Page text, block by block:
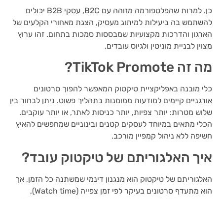
כן. למרות שהפלטפורמה מזוהה עם B2C, עסקי B2B יכולים
להשתמש בה ביעילות למיתוג מעסיק, הצגת מאחורי הקלעים של
הארגון והדרכות מקצועיות שמבססות סמכות בתחום. זהו ערוץ
מצוין לבניית מוניטין ולגיוס עובדים.
מה זה TikTok Promote?
כלי מובנה באפליקציית טיקטוק המאפשר להפוך סרטונים
אורגניים קיימים למודעות ממומנות בתהליך פשוט. ניתן לבחור בין
שלוש מטרות: יותר צפיות, יותר כניסות לאתר, או יותר עוקבים.
הכלי מתאים במיוחד לעסקים קטנים ובינוניים שמחפשים להאיץ
חשיפה ללא ניהול קמפיין מורכב.
איך האלגוריתם של טיקטוק עובד?
האלגוריתם של טיקטוק הוא מנגנון דינמי שמשתנה כל הזמן, אך
הוא מתעדף סרטונים בעיקר לפי זמן צפייה (Watch time),